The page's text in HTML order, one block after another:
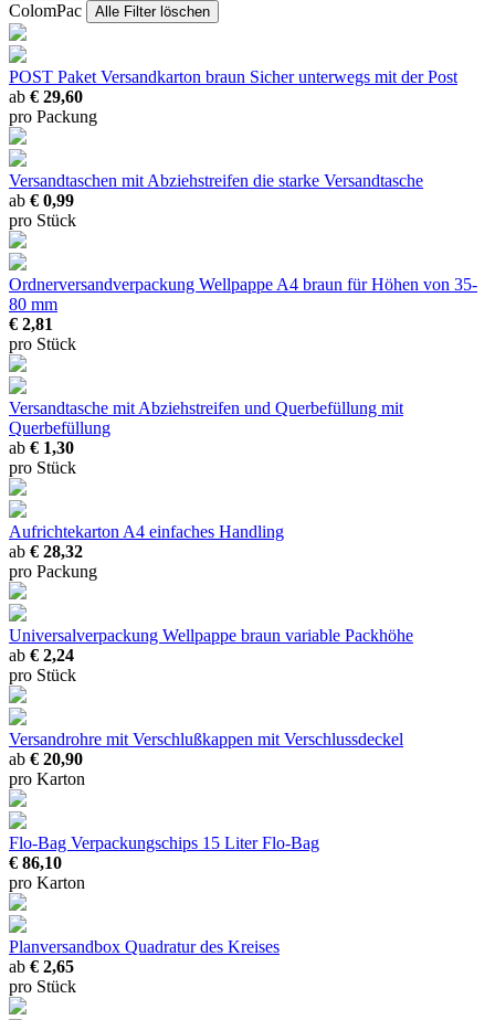
ColomPac Alle Filter löschen
POST Paket Versandkarton braun Sicher unterwegs mit der Post
ab € 29,60
pro Packung
Versandtaschen mit Abziehstreifen die starke Versandtasche
ab € 0,99
pro Stück
Ordnerversandverpackung Wellpappe A4 braun für Höhen von 35-
80 mm
€ 2,81
pro Stück
Versandtasche mit Abziehstreifen und Querbefüllung mit
Querbefüllung
ab € 1,30
pro Stück
Aufrichtekarton A4 einfaches Handling
ab € 28,32
pro Packung
Universalverpackung Wellpappe braun variable Packhöhe
ab € 2,24
pro Stück
Versandrohre mit Verschlußkappen mit Verschlussdeckel
ab € 20,90
pro Karton
Flo-Bag Verpackungschips 15 Liter Flo-Bag
€ 86,10
pro Karton
Planversandbox Quadratur des Kreises
ab € 2,65
pro Stück